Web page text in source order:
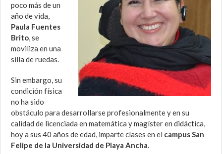
poco más de un
año de vida,
Paula Fuentes
Brito, se
moviliza en una
silla de ruedas.
Sin embargo, su
condición física
no ha sido
obstáculo para desarrollarse profesionalmente y en su
calidad de licenciada en matemática y magíster en didáctica,
hoy a sus 40 años de edad, imparte clases en el campus San
Felipe de la Universidad de Playa Ancha.